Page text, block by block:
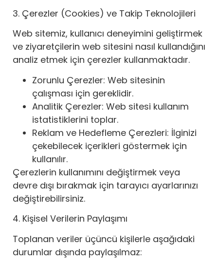
3. Çerezler (Cookies) ve Takip Teknolojileri
Web sitemiz, kullanıcı deneyimini geliştirmek
ve ziyaretçilerin web sitesini nasıl kullandığını
analiz etmek için çerezler kullanmaktadır.
Zorunlu Çerezler: Web sitesinin
çalışması için gereklidir.
Analitik Çerezler: Web sitesi kullanım
istatistiklerini toplar.
Reklam ve Hedefleme Çerezleri: İlginizi
çekebilecek içerikleri göstermek için
kullanılır.
Çerezlerin kullanımını değiştirmek veya
devre dışı bırakmak için tarayıcı ayarlarınızı
değiştirebilirsiniz.
4. Kişisel Verilerin Paylaşımı
Toplanan veriler üçüncü kişilerle aşağıdaki
durumlar dışında paylaşılmaz: